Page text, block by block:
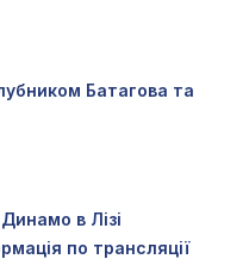
Батагова та
в Лізі
по трансляції